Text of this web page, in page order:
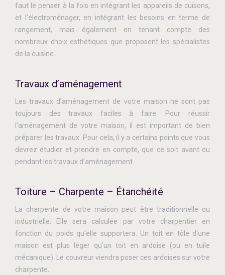
faut le penser à la fois en intégrant les appareils de cuisons,
et l’électroménager, en intégrant les besoins en terme de
rangement, mais également en tenant compte des
nombreux choix esthétiques que proposent les spécialistes
de la cuisine.
Travaux d’aménagement
Les travaux d’aménagement de votre maison ne sont pas
toujours des travaux faciles à faire. Pour réussir
l’aménagement de votre maison, il est important de bien
préparer les travaux. Pour cela, il y a certains points que vous
devrez étudier et prendre en compte, que ce soit avant ou
pendant les travaux d’aménagement.
Toiture – Charpente – Étanchéité
La charpente de votre maison peut être traditionnelle ou
industrielle. Elle sera calculée par votre charpentier en
fonction du poids qu’elle supportera. Un toit en tôle d'une
maison est plus léger qu’un toit en ardoise (ou en tuile
mécanique). Le couvreur viendra poser ces ardoises sur votre
charpente.